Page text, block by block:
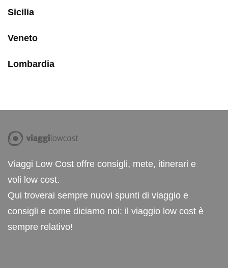
Sicilia
Veneto
Lombardia
Viaggi Low Cost offre consigli, mete, itinerari e
voli low cost.
Qui troverai sempre nuovi spunti di viaggio e
consigli e come diciamo noi: il viaggio low cost è
sempre relativo!